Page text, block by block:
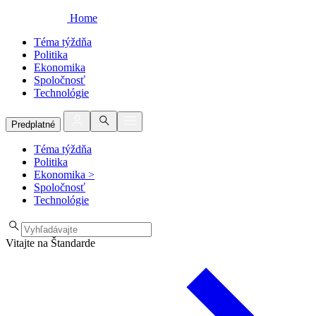
Home
Téma týždňa
Politika
Ekonomika
Spoločnosť
Technológie
Predplatné
Téma týždňa
Politika
Ekonomika >
Spoločnosť
Technológie
Vitajte na Štandarde